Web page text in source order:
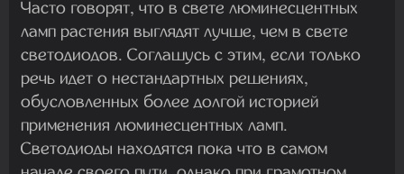
Часто говорят, что в свете люминесцентных
ламп растения выглядят лучше, чем в свете
светодиодов. Соглашусь с этим, если только
речь идет о нестандартных решениях,
обусловленных более долгой историей
применения люминесцентных ламп.
Светодиоды находятся пока что в самом